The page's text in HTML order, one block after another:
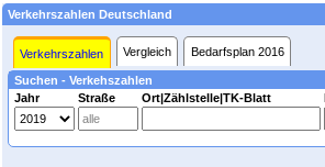
Verkehrszahlen Deutschland
Verkehrszahlen Vergleich Bedarfsplan 2016
Suchen - Verkehszahlen
Jahr
Straße Ort|Zählstelle|TK-Blatt